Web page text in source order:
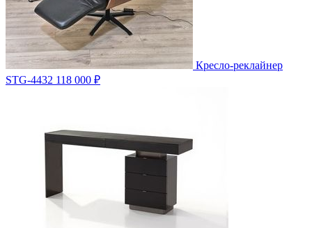
Кресло-реклайнер
STG-4432 118 000 ₽